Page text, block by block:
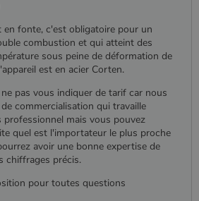
fonte, c'est obligatoire pour un
combustion et qui atteint des
sous peine de déformation de
est en acier Corten.
pas vous indiquer de tarif car nous
commercialisation qui travaille
professionnel mais vous pouvez
quel est l'importateur le plus proche
avoir une bonne expertise de
chiffrages précis.
pour toutes questions